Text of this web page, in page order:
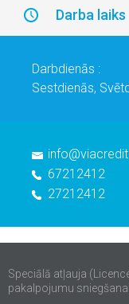
Darba laiks
Darbdienās :
Sestdienās,
67212412
27212412
Speciālā atļauja
pakalpojumu